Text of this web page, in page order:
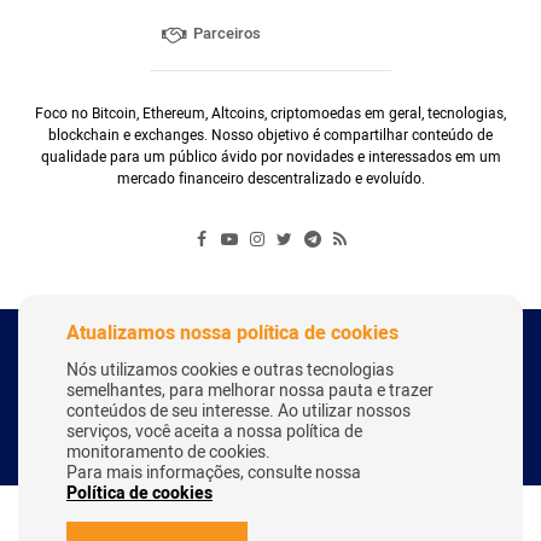
Parceiros
Foco no Bitcoin, Ethereum, Altcoins, criptomoedas em geral, tecnologias,
blockchain e exchanges. Nosso objetivo é compartilhar conteúdo de
qualidade para um público ávido por novidades e interessados em um
mercado financeiro descentralizado e evoluído.
Copyright Webitcoin 2018 - Todos os Direitos Reservados
Desenvolvido por: Herick Correa
Atualizamos nossa política de cookies
Nós utilizamos cookies e outras tecnologias
semelhantes, para melhorar nossa pauta e trazer
conteúdos de seu interesse. Ao utilizar nossos
serviços, você aceita a nossa política de
monitoramento de cookies.
Para mais informações, consulte nossa
Política de cookies